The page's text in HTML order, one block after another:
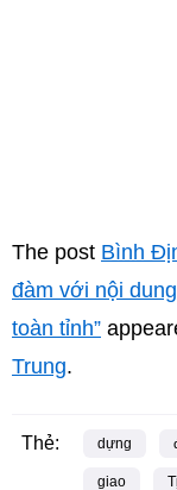
The post Bình
đàm với nội
toàn tỉnh”
Trung.
Thẻ: dựng
giao